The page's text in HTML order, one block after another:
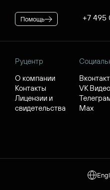
Помощь +7 495
Руцентр
О компании
Контакты
Лицензии и
свидетельства
VK Видео
Max